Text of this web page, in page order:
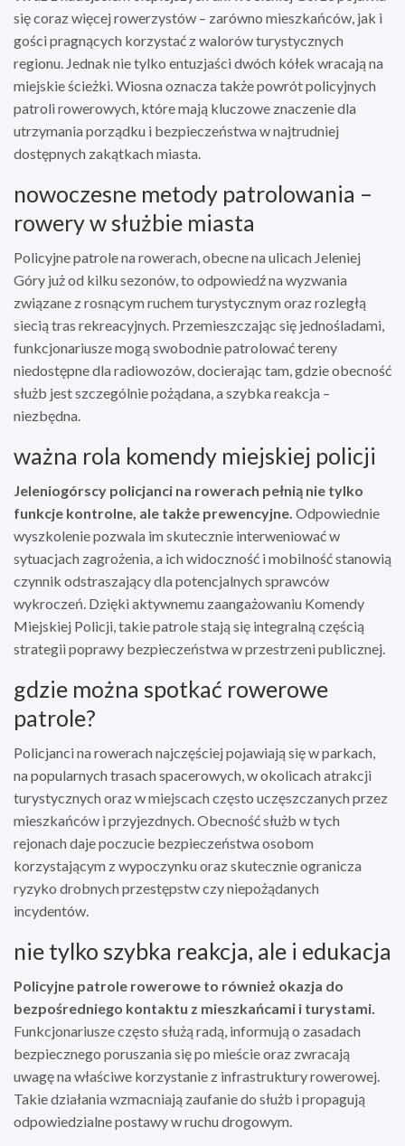
się coraz więcej rowerzystów – zarówno mieszkańców, jak i
gości pragnących korzystać z walorów turystycznych
regionu. Jednak nie tylko entuzjaści dwóch kółek wracają na
miejskie ścieżki. Wiosna oznacza także powrót policyjnych
patroli rowerowych, które mają kluczowe znaczenie dla
utrzymania porządku i bezpieczeństwa w najtrudniej
dostępnych zakątkach miasta.
nowoczesne metody patrolowania –
rowery w służbie miasta
Policyjne patrole na rowerach, obecne na ulicach Jeleniej
Góry już od kilku sezonów, to odpowiedź na wyzwania
związane z rosnącym ruchem turystycznym oraz rozległą
siecią tras rekreacyjnych. Przemieszczając się jednośladami,
funkcjonariusze mogą swobodnie patrolować tereny
niedostępne dla radiowozów, docierając tam, gdzie obecność
służb jest szczególnie pożądana, a szybka reakcja –
niezbędna.
ważna rola komendy miejskiej policji
Jeleniogórscy policjanci na rowerach pełnią nie tylko
funkcje kontrolne, ale także prewencyjne. Odpowiednie
wyszkolenie pozwala im skutecznie interweniować w
sytuacjach zagrożenia, a ich widoczność i mobilność stanowią
czynnik odstraszający dla potencjalnych sprawców
wykroczeń. Dzięki aktywnemu zaangażowaniu Komendy
Miejskiej Policji, takie patrole stają się integralną częścią
strategii poprawy bezpieczeństwa w przestrzeni publicznej.
gdzie można spotkać rowerowe
patrole?
Policjanci na rowerach najczęściej pojawiają się w parkach,
na popularnych trasach spacerowych, w okolicach atrakcji
turystycznych oraz w miejscach często uczęszczanych przez
mieszkańców i przyjezdnych. Obecność służb w tych
rejonach daje poczucie bezpieczeństwa osobom
korzystającym z wypoczynku oraz skutecznie ogranicza
ryzyko drobnych przestępstw czy niepożądanych
incydentów.
nie tylko szybka reakcja, ale i edukacja
Policyjne patrole rowerowe to również okazja do
bezpośredniego kontaktu z mieszkańcami i turystami.
Funkcjonariusze często służą radą, informują o zasadach
bezpiecznego poruszania się po mieście oraz zwracają
uwagę na właściwe korzystanie z infrastruktury rowerowej.
Takie działania wzmacniają zaufanie do służb i propagują
odpowiedzialne postawy w ruchu drogowym.